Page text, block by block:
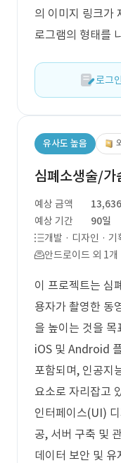
의 이미지 링크가
로그램의 형태를
로그
유사도 높음
심폐소생술/가
예상 금액
예상 기간
90일
개발 · 디자인 · 기
안드로이드 외 1개
이 프로젝트는 심
용자가 촬영한 동
을 높이는 것을
iOS 및 Android
포함되며, 인공지
요소로 자리잡고
인터페이스(UI)
공, 서버 구축 및
데이터 보안 및